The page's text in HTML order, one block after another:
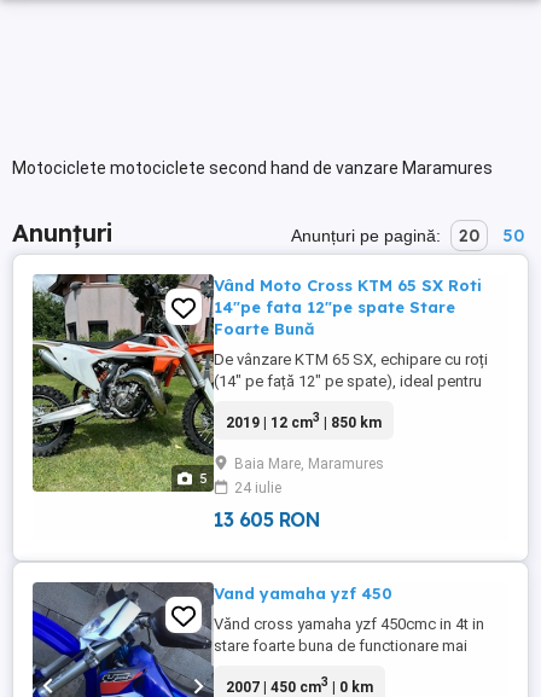
Motociclete motociclete second hand de vanzare Maramures
Anunțuri Anunțuri pe pagină: 20 50
5
Vând Moto Cross KTM 65 SX Roti
14"pe fata 12"pe spate Stare
Foarte Bună
De vânzare KTM 65 SX, echipare cu roți
(14" pe față 12" pe spate), ideal pentru
performanță și adrenalină pe teren
Capacitate cilindrică: 65 cc (motor 2 timpi,
foarte receptiv) Dimensiune roți: 14 inch
față 12inch spate ...
2019 | 12 cm3 | 850 km
Baia Mare, Maramures
24 iulie
13 605 RON
Vand yamaha yzf 450
Vănd cross yamaha yzf 450cmc in 4t in
stare foarte buna de functionare mai
2007 | 450 cm3 | 0 km